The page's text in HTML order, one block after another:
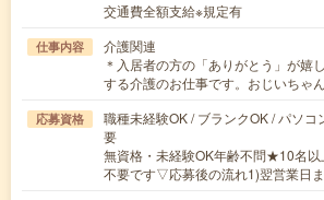
交通費全額支給※規定有
仕事内容
介護関連
＊入居者の方の「ありがとう」が嬉
する介護のお仕事です。おじいちゃ
応募資格
職種未経験OK / ブランクOK / パソコ
要
無資格・未経験OK年齢不問★10名
不要です▽応募後の流れ1)翌営業日